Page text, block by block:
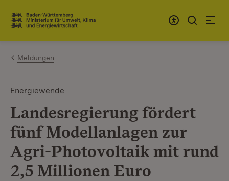
Zum Inhalt springen
Link zur Startseite
Meldungen
Energiewende
Landesregierung fördert
fünf Modellanlagen zur
Agri-Photovoltaik mit rund
2,5 Millionen Euro